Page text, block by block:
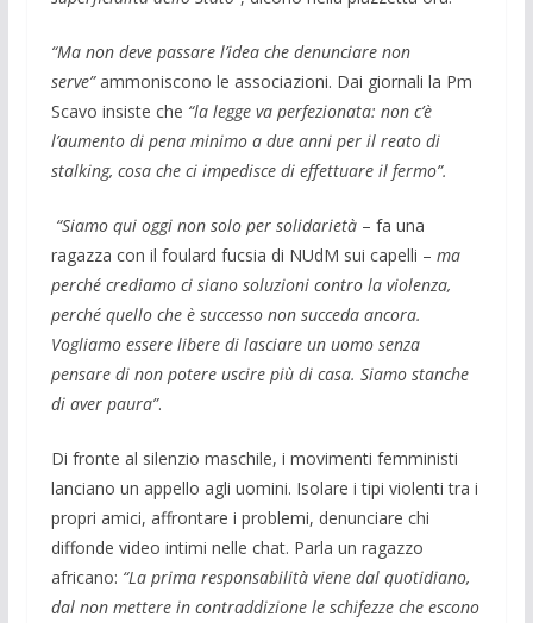
“Ma non deve passare l’idea che denunciare non
serve”ammoniscono le associazioni. Dai giornali la Pm
Scavo insiste che “la legge va perfezionata: non c’è
l’aumento di pena minimo a due anni per il reato di
stalking, cosa che ci impedisce di effettuare il fermo”.
“Siamo qui oggi non solo per solidarietà – fa una
ragazza con il foulard fucsia di NUdM sui capelli – ma
perché crediamo ci siano soluzioni contro la violenza,
perché quello che è successo non succeda ancora.
Vogliamo essere libere di lasciare un uomo senza
pensare di non potere uscire più di casa. Siamo stanche
di aver paura”.
Di fronte al silenzio maschile, i movimenti femministi
lanciano un appello agli uomini. Isolare i tipi violenti tra i
propri amici, affrontare i problemi, denunciare chi
diffonde video intimi nelle chat. Parla un ragazzo
africano: “La prima responsabilità viene dal quotidiano,
dal non mettere in contraddizione le schifezze che escono